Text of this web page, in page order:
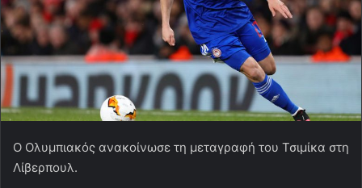
Ο Ολυμπιακός ανακοίνωσε τη μεταγραφή του Τσιμίκα στη
Λίβερπουλ.